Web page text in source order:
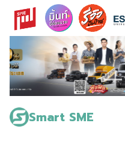
Skip
content
Smart SME
Search
for: